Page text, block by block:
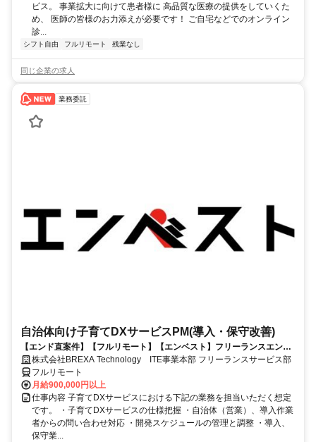
ビス。 事業拡大に向けて患者様に 高品質な医療の提供をしていくた
め、 医師の皆様のお力添えが必要です！ ご自宅などでのオンライン
診...
シフト自由 フルリモート 残業なし
同じ企業の求人
業務委託
自治体向け子育てDXサービスPM(導入・保守改善)
【エンド直案件】【フルリモート】【エンベスト】フリーランスエンジ
ニアの方一人ひとりに合わせて、ベストな案件をご紹介。正規雇用社員
数約2万人以上！業界大手のBREXA Techグループが運営！
株式会社BREXA Technology ITE事業本部 フリーランスサービス部
フルリモート
月給900,000円以上
仕事内容 子育てDXサービスにおける下記の業務を担当いただく想定
です。 ・子育てDXサービスの仕様把握 ・自治体（営業）、導入作業
者からの問い合わせ対応 ・開発スケジュールの管理と調整 ・導入、
保守業...